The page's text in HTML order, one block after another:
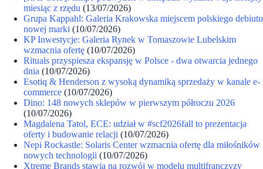
miesiąc z rzędu (13/07/2026)
Grupa Kappahl: Galeria Krakowska miejscem polskiego debiutu
nowej marki (10/07/2026)
KP Inwestycje: Galeria Rynek w Tomaszowie Lubelskim
wzmacnia ofertę (10/07/2026)
Rituals przyspiesza ekspansję w Polsce - dwa otwarcia jednego
dnia (10/07/2026)
Esotiq & Henderson z wysoką dynamiką sprzedaży w kanale e-
commerce (10/07/2026)
Dino: 148 nowych sklepów w pierwszym półroczu 2026
(10/07/2026)
Magdalena Tatol, ECE: udział w #scf2026fall to prezentacja
oferty i budowanie relacji (10/07/2026)
Nepi Rockastle: Solaris Center wzmacnia ofertę dla miłośników
nowych technologii (10/07/2026)
Xtreme Brands stawia na rozwój w modelu multifranczyzy